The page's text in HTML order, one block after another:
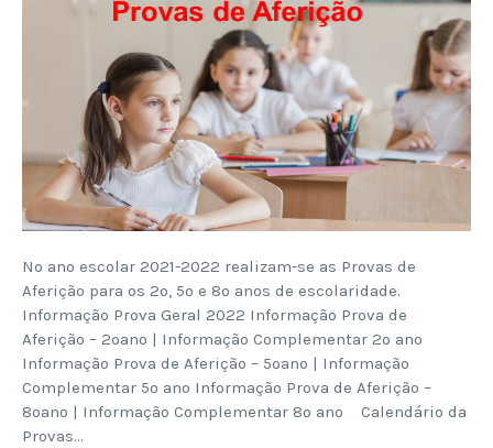
No ano escolar 2021-2022 realizam-se as Provas de
Aferição para os 2º, 5º e 8º anos de escolaridade.
Informação Prova Geral 2022 Informação Prova de
Aferição – 2ºano | Informação Complementar 2º ano
Informação Prova de Aferição – 5ºano | Informação
Complementar 5º ano Informação Prova de Aferição –
8ºano | Informação Complementar 8º ano Calendário da
Provas…